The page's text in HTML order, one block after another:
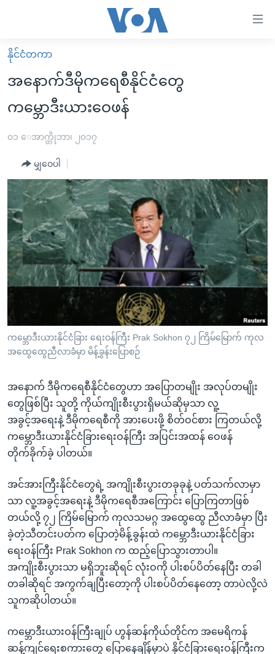
လွယ်ကူ
စေ
များ
အကြောင်းအရာ
ကျော်
ကြည့်
ရန်
ပင်မ
အ
ညွန်း
စာမျက်နှာ
သို့
ကျော်
နေရာ
ကျော်
မူလစာမျက်နှာ
မြန်မာ
ကမ္ဘာ့သတင်းများ
နိုင်ငံတကာ
အစ္စရေး-ပါလက်စတိုင်း
ရပ်ဝန်းတခု လမ်းတခု အလွန်
အင်္ဂလိပ်စာလေ့လာမယ်
အမေရိကန်သုံးအီဒီယံ
မကြေးမုံရဲ့ အင်္ဂလိပ်စာ
ရုပ်ရှင်ထဲက အင်္ဂလိပ်စာ
သုတပဒေသာ အင်္ဂလိပ်စာ
အပတ်စဉ်ကဏ္ဍများ
ရေဒီယို
တီဗွီ
ရေဒီယိုနှင့်ရုပ်သံ အချက်အလက်များ
ရေဒီယို/တီဗွီအစီအစဉ်
Learning English
ဗွီအိုအေ လူမှုကွန်ယက်များ
ဘာသာစကားများ
နိုင်ငံတကာ
အနောက်ဒီမိုကရေစီနိုင်ငံတွေ
ကမ္ဘောဒီးယားဝေဖန်
၀၁ ေအာက္တိုဘာ၊ ၂၀၁၇
မျှဝေပါ
ကမ္ဘောဒီးယားနိုင်ငံခြား ရေးဝန်ကြီး Prak Sokhon ၇၂ ကြိမ်မြောက် ကုလ
အထွေထွေညီလာခံမှာ မိန့်ခွန်းပြောစဉ်
အနောက် ဒီမိုကရေစီနိုင်ငံတွေဟာ အပြောတမျိုး အလုပ်တမျိုး
တွေဖြစ်ပြီး သူတို့ ကိုယ်ကျိုးစီးပွားရှိမယ်ဆိုမှသာ လူ့
အခွင့်အရေးနဲ့ ဒီမိုကရေစီကို အားပေးဖို့ စိတ်ဝင်စား ကြတယ်လို့
ကမ္ဘောဒီးယားနိုင်ငံခြားရေးဝန်ကြီး အပြင်းအထန် ဝေဖန်
တိုက်ခိုက်ခဲ့ ပါတယ်။
အင်အားကြီးနိုင်ငံတွေရဲ့ အကျိုးစီးပွားတခုခုနဲ့ ပတ်သက်လာမှာ
သာ လူ့အခွင့်အရေးနဲ့ ဒီမိုကရေစီအကြောင်း ပြောကြတာဖြစ်
တယ်လို့ ၇၂ ကြိမ်မြောက် ကုလသမဂ္ဂ အထွေထွေ ညီလာခံမှာ ပြီး
ခဲ့တဲ့သီတင်းပတ်က ပြောတဲ့မိန့်ခွန်းထဲ ကမ္ဘောဒီးယားနိုင်ငံခြား
ရေးဝန်ကြီး Prak Sokhon က ထည့်ပြောသွားတာပါ။
အကျိုးစီးပွားသာ မရှိဘူးဆိုရင် လုံးဝကို ပါးစပ်ပိတ်နေပြီး တခါ
တခါဆိုရင် အကွက်ချပြီးတော့ကို ပါးစပ်ပိတ်နေတော့ တာပဲလို့လဲ
သူကဆိုပါတယ်။
ကမ္ဘောဒီးယားဝန်ကြီးချုပ် ဟွန်ဆန်ကိုယ်တိုင်က အမေရိကန်
ဆန့်ကျင်ရေးစကားတွေ ပြောနေချိန်မှာပဲ နိုင်ငံခြားရေးဝန်ကြီးက